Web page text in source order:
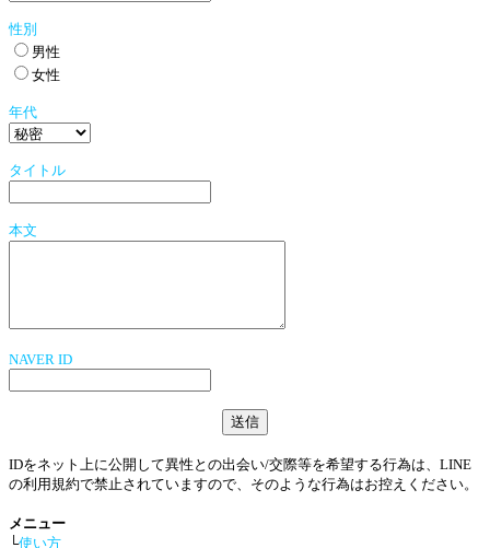
性別
男性
女性
年代
タイトル
本文
NAVER ID
IDをネット上に公開して異性との出会い/交際等を希望する行為は、LINE
の利用規約で禁止されていますので、そのような行為はお控えください。
メニュー
└使い方